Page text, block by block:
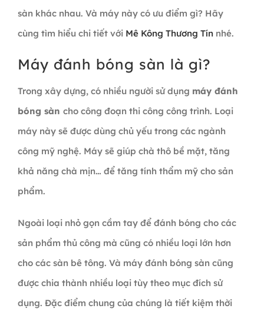
sàn khác nhau. Và máy này có ưu điểm gì? Hãy
cùng tìm hiểu chi tiết với Mê Kông Thương Tínnhé.
Máy đánh bóng sàn là gì?
Trong xây dựng, có nhiều người sử dụng máy đánh
bóng sàn cho công đoạn thi công công trình. Loại
máy này sẽ được dùng chủ yếu trong các ngành
công mỹ nghệ. Máy sẽ giúp chà thô bề mặt, tăng
khả năng chà mịn… để tăng tính thẩm mỹ cho sản
phẩm.
Ngoài loại nhỏ gọn cầm tay để đánh bóng cho các
sản phẩm thủ công mà cũng có nhiều loại lớn hơn
cho các sàn bê tông. Và máy đánh bóng sàn cũng
được chia thành nhiều loại tùy theo mục đích sử
dụng. Đặc điểm chung của chúng là tiết kiệm thời